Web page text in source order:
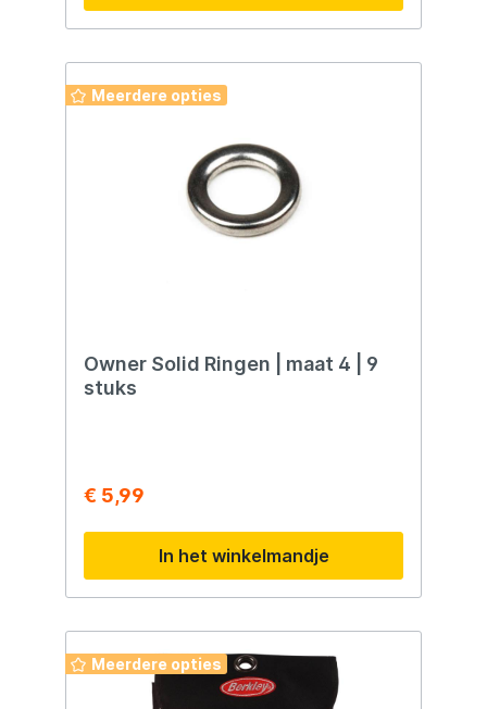
Meerdere opties
Owner Solid Ringen | maat 4 | 9
stuks
€ 5,99
In het winkelmandje
Meerdere opties